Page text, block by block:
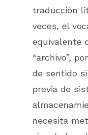
traducción
veces, el
equivalente
“archivo”,
de sentido
previa de
necesita